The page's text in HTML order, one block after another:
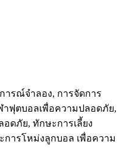
ารณ์จำลอง, การจัดการ
ฟุตบอลเพื่อความปลอดภัย,
ดภัย, ทักษะการเลี้ยง
ารโหม่งลูกบอล เพื่อความ